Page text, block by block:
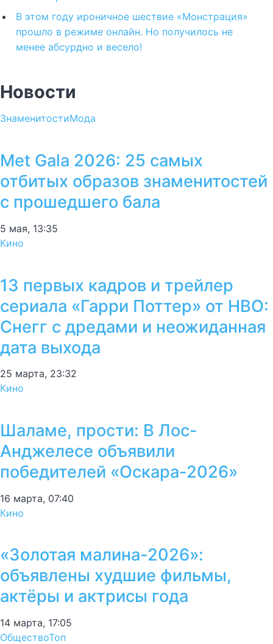
В этом году ироничное шествие «Монстрация»
прошло в режиме онлайн. Но получилось не
менее абсурдно и весело!
Новости
ЗнаменитостиМода
Met Gala 2026: 25 самых
отбитых образов знаменитостей
с прошедшего бала
5 мая, 13:35
Кино
13 первых кадров и трейлер
сериала «Гарри Поттер» от HBO:
Снегг с дредами и неожиданная
дата выхода
25 марта, 23:32
Кино
Шаламе, прости: В Лос-
Анджелесе объявили
победителей «Оскара-2026»
16 марта, 07:40
Кино
«Золотая малина-2026»:
объявлены худшие фильмы,
актёры и актрисы года
14 марта, 17:05
ОбществоТоп